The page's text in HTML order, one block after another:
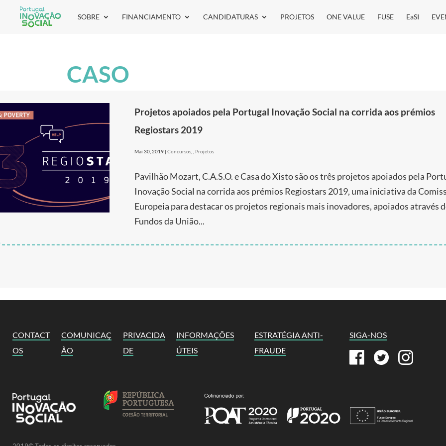
SOBRE FINANCIAMENTO CANDIDATURAS PROJETOS ONE VALUE FUSE EaSI
CASO
Projetos apoiados pela Portugal Inovação Social na corrida aos prémios
Regiostars 2019
Mai 30, 2019 | Concursos Projetos
Pavilhão Mozart, C.A.S.O. e Casa do Xisto são os três projetos apoiados pela
Inovação Social na corrida aos prémios Regiostars 2019, uma iniciativa da
Europeia para destacar os projetos regionais mais inovadores, apoiados através
Fundos da União...
CONTACT
OS
COMUNICAÇ
ÃO
PRIVACIDA
DE
INFORMAÇÕES
ÚTEIS
ESTRATÉGIA ANTI-
FRAUDE
SIGA-NOS